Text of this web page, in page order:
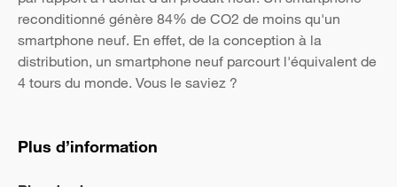
reconditionné génère 84% de CO2 de moins qu'un
smartphone neuf. En effet, de la conception à la
distribution, un smartphone neuf parcourt l'équivalent de
4 tours du monde. Vous le saviez ?
Plus d’information